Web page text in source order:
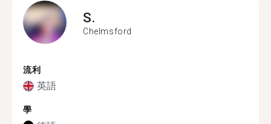
S.
Chelmsford
流利
英語
學